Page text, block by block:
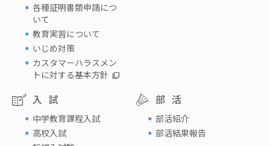
各種証明書類申請につ
いて
教育実習について
いじめ対策
カスタマーハラスメン
トに対する基本方針
入試
中学教育課程入試
高校入試
部活
部活紹介
部活結果報告